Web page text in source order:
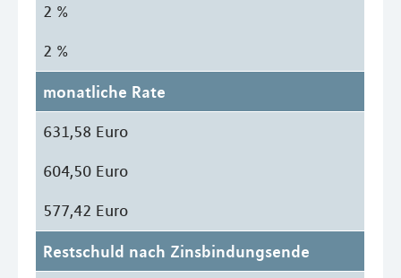
2 %
2 %
monatliche Rate
631,58 Euro
604,50 Euro
577,42 Euro
Restschuld nach Zinsbindungsende